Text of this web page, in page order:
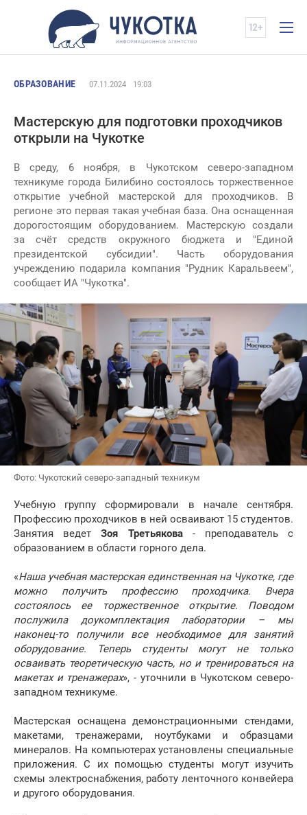
ОБРАЗОВАНИЕ 07.11.2024 19:03
Мастерскую для подготовки проходчиков
открыли на Чукотке
В среду, 6 ноября, в Чукотском северо-западном
техникуме города Билибино состоялось торжественное
открытие учебной мастерской для проходчиков. В
регионе это первая такая учебная база. Она оснащенная
дорогостоящим оборудованием. Мастерскую создали
за счёт средств окружного бюджета и "Единой
президентской субсидии". Часть оборудования
учреждению подарила компания "Рудник Каральвеем",
сообщает ИА "Чукотка".
Фото: Чукотский северо-западный техникум
Учебную группу сформировали в начале сентября.
Профессию проходчиков в ней осваивают 15 студентов.
Занятия ведетЗоя Третьякова- преподаватель с
образованием в области горного дела.
«Наша учебная мастерская единственная на Чукотке, где
можно получить профессию проходчика. Вчера
состоялось ее торжественное открытие. Поводом
послужила доукомплектация лаборатории – мы
наконец-то получили все необходимое для занятий
оборудование. Теперь студенты могут не только
осваивать теоретическую часть, но и тренироваться на
макетах и тренажерах», - уточнили в Чукотском северо-
западном техникуме.
Мастерская оснащена демонстрационными стендами,
макетами, тренажерами, ноутбуками и образцами
минералов. На компьютерах установлены специальные
приложения. С их помощью студенты могут изучить
схемы электроснабжения, работу ленточного конвейера
и другого оборудования.